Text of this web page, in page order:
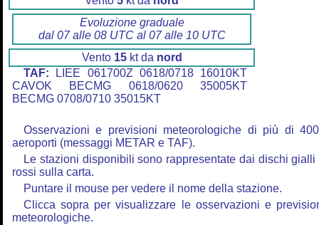
Evoluzione graduale
dal 07 alle 08 UTC al 07 alle 10 UTC
Vento 15kt da nord
TAF: LIEE 061700Z 0618/0718 16010KT
CAVOK BECMG 0618/0620 35005KT
BECMG 0708/0710 35015KT
Osservazioni e previsioni meteorologiche di più di
aeroporti (messaggi METAR e TAF).
Le stazioni disponibili sono rappresentate dai dischi gialli
rossi sulla carta.
Puntare il mouse per vedere il nome della stazione.
Clicca sopra per visualizzare le osservazioni e
meteorologiche.